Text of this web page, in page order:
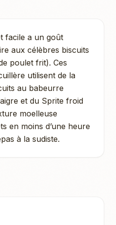
facile a un goût
aux célèbres biscuits
poulet frit). Ces
utilisent de la
au babeurre
et du Sprite froid
moelleuse
en moins d’une heure
à la sudiste.